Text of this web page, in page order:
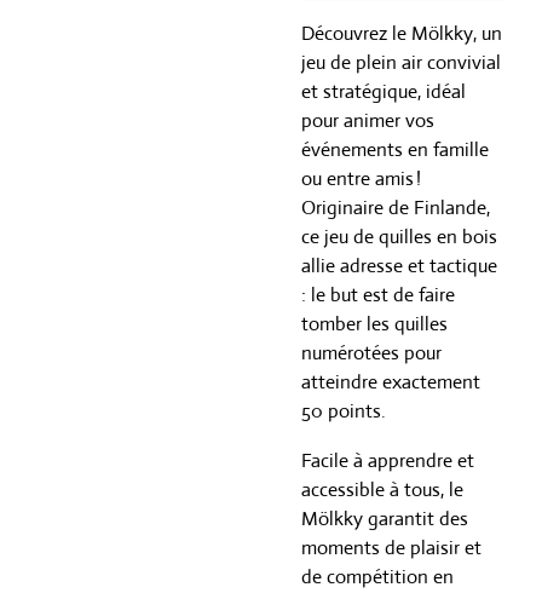
Découvrez le Mölkky, un
jeu de plein air convivial
et stratégique, idéal
pour animer vos
événements en famille
ou entre amis !
Originaire de Finlande,
ce jeu de quilles en bois
allie adresse et tactique
: le but est de faire
tomber les quilles
numérotées pour
atteindre exactement
50 points.
Facile à apprendre et
accessible à tous, le
Mölkky garantit des
moments de plaisir et
de compétition en